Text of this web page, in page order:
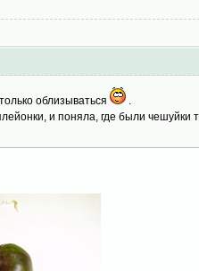
облизываться
.
и поняла, где были